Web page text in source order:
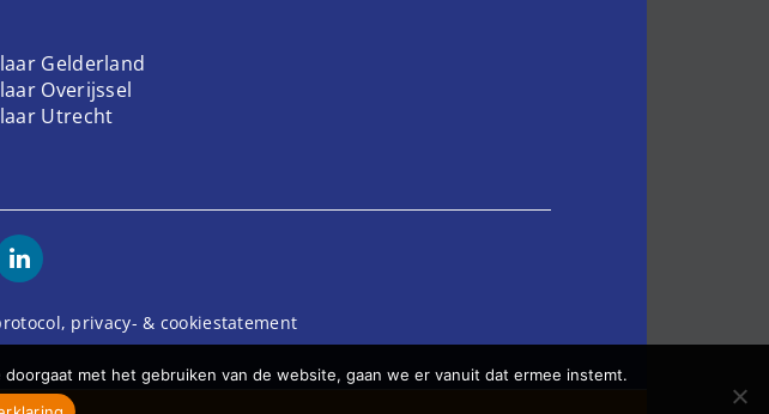
Gelderland
Overijssel
Utrecht
, privacy- & cookiestatement
met het gebruiken van de website, gaan we er vanuit dat ermee instemt.